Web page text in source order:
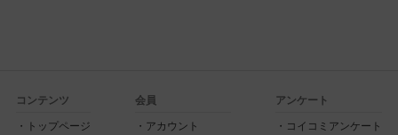
コンテンツ
トップページ
会員
アカウント
アンケート
コイコミアンケート